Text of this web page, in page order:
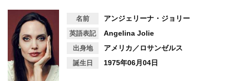
名前 アンジェリーナ・ジョリー
英語表記 Angelina Jolie
出身地 アメリカ／ロサンゼルス
誕生日 1975年06月04日